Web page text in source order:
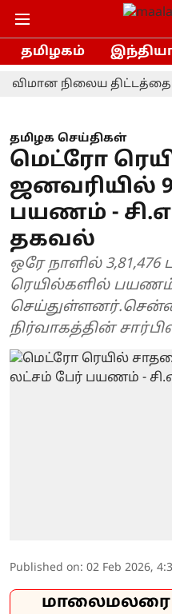
தமிழகம்
நிலைய திட்டத்தை
தமிழக செய்திகள்
மெட்ரோ
ஜனவரியில்
பயணம் -
தகவல்
ஒரே நாளில்
ரெயில்களில்
நிர்வாகத்தின்
Published on: 02 Feb 2026,
மாலைமலரை